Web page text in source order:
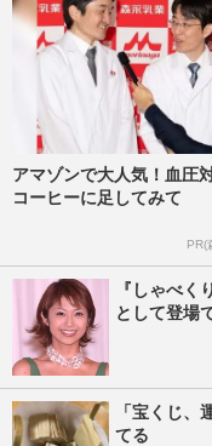
アマゾンで大人気！血圧
コーヒーに足してみて
PR(
『しゃべく
として登場
「宝くじ、
てる